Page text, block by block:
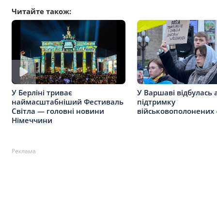
Читайте також:
У Берліні триває
наймасштабніший Фестиваль
Світла — головні новини
Німеччини
У Варшаві відбулась
підтримку
Реклама